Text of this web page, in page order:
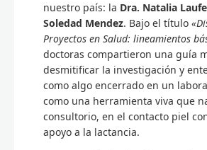
nuestro país: la Dra. Natalia
Soledad Mendez. Bajo el título
Proyectos en Salud: lineamientos
doctoras compartieron una guía
desmitificar la investigación y
como algo encerrado en un
como una herramienta viva que
consultorio, en el contacto piel
apoyo a la lactancia.